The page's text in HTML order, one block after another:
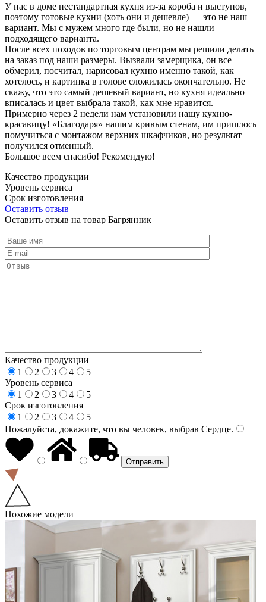
У нас в доме нестандартная кухня из-за короба и выступов,
поэтому готовые кухни (хоть они и дешевле) — это не наш
вариант. Мы с мужем много где были, но не нашли
подходящего варианта.
После всех походов по торговым центрам мы решили делать
на заказ под наши размеры. Вызвали замерщика, он все
обмерил, посчитал, нарисовал кухню именно такой, как
хотелось, и картинка в голове сложилась окончательно. Не
скажу, что это самый дешевый вариант, но кухня идеально
вписалась и цвет выбрала такой, как мне нравится.
Примерно через 2 недели нам установили нашу кухню-
красавицу! «Благодаря» нашим кривым стенам, им пришлось
помучиться с монтажом верхних шкафчиков, но результат
получился отменный.
Большое всем спасибо! Рекомендую!
Качество продукции
Уровень сервиса
Срок изготовления
Оставить отзыв
Оставить отзыв на товар Багрянник
Качество продукции
1
2 3 4
5
Уровень сервиса
1
2 3 4
5
Срок изготовления
1
2 3 4
5
Пожалуйста, докажите, что вы человек, выбрав Сердце.
Похожие модели